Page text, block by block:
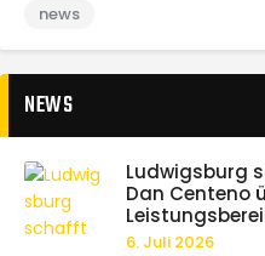
news
NEWS
Ludwigsburg
Dan Centeno
6. Juli 2026